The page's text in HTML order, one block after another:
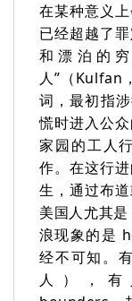
在某种意义
已经超越了
和漂泊的
人”（Kulfan
词，最初指
慌时进入公
家园的工人
作。在这行
生，通过布
美国人尤其
浪现象的是
经不可知。
人），有